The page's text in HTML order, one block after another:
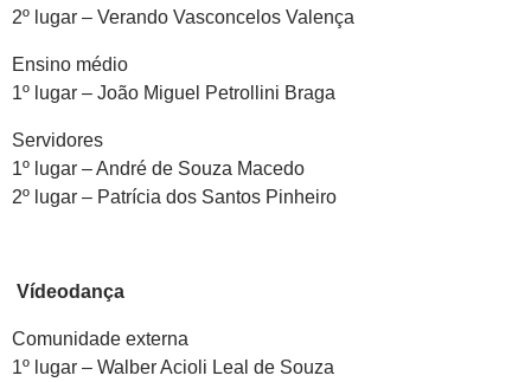
2º lugar – Verando Vasconcelos Valença
Ensino médio
1º lugar – João Miguel Petrollini Braga
Servidores
1º lugar – André de Souza Macedo
2º lugar – Patrícia dos Santos Pinheiro
Vídeodança
Comunidade externa
1º lugar – Walber Acioli Leal de Souza